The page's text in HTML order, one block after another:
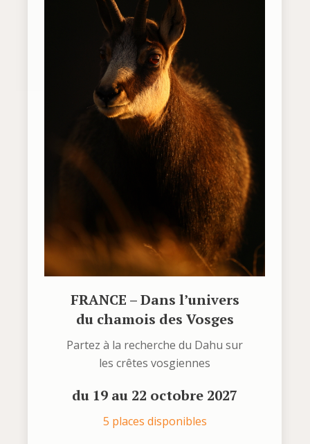
FRANCE – Dans l’univers
du chamois des Vosges
Partez à la recherche du Dahu sur
les crêtes vosgiennes
du 19 au 22 octobre 2027
5 places disponibles